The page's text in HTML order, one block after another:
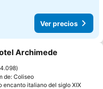
Ver precios
a favoritos
Archimede
4.098
de: Coliseo
encanto italiano del siglo XIX